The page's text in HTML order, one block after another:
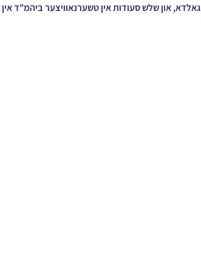
גאלדא, און שלש סעודות אין טשערנאוויצער ביהמ"ד